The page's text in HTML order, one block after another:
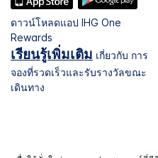
ดาวน์โหลดแอป IHG One
Rewards
เรียนรู้เพิ่มเติม เกี่ยวกับ การ
จองที่รวดเร็วและรับรางวัลขณะ
เดินทาง